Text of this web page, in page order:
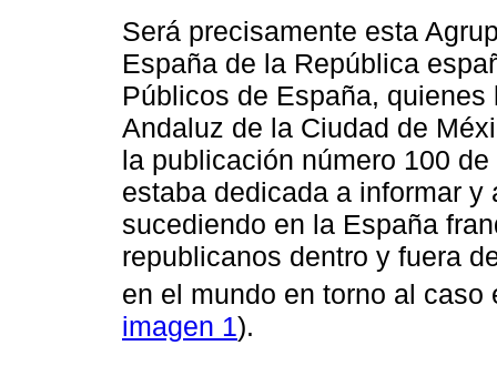
Será precisamente esta
España de la República
Públicos de España,
Andaluz de la Ciudad de
la publicación número 100
estaba dedicada a informar
sucediendo en la España
republicanos dentro y fuera
en el mundo en torno al caso
imagen 1).